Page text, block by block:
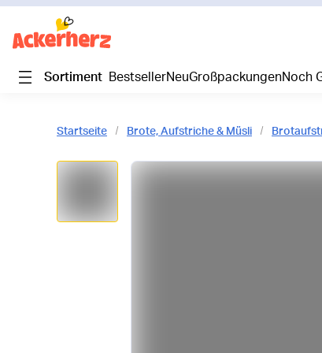
Sortiment Bestseller Neu Großpackungen Noch
Startseite Brote, Aufstriche & Müsli